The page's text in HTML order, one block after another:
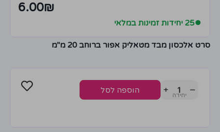
6.00₪
●25 יחידות זמינות במלאי
סרט אלכסון מבד מטאליק אפור ברוחב 20 מ"מ
−
+ הוספה לסל